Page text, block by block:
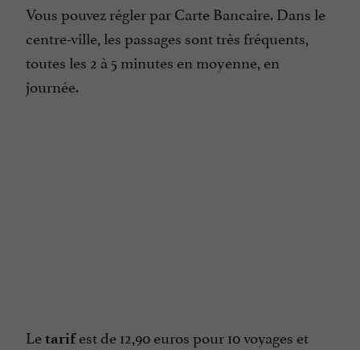
Vous pouvez régler par Carte Bancaire. Dans le
centre-ville, les passages sont très fréquents,
toutes les 2 à 5 minutes en moyenne, en
journée.
Letarifest de 12,90 euros pour 10 voyages et